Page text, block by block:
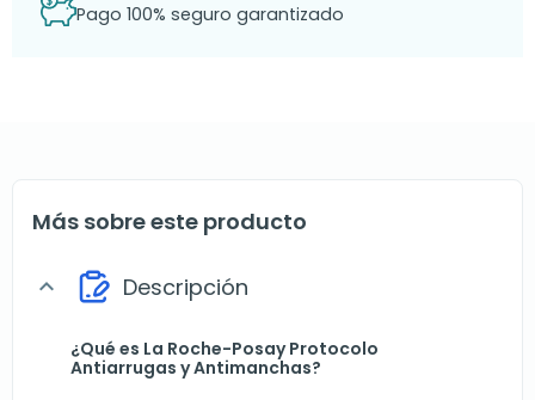
Pago 100% seguro garantizado
Más sobre este producto
expand_more Descripción
¿Qué es La Roche-Posay Protocolo
Antiarrugas y Antimanchas?